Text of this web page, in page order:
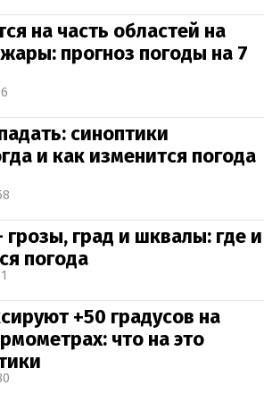
на часть областей на
прогноз погоды на 7
синоптики
и как изменится погода
град и шквалы: где и
погода
+50 градусов на
что на это